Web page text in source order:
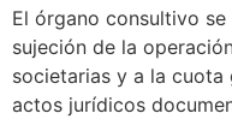
El órgano consultivo
sujeción de la
societarias y a la
actos jurídicos